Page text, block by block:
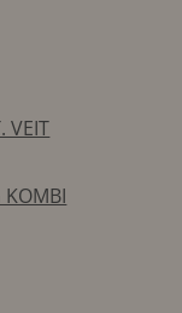
VEIT
KOMBI